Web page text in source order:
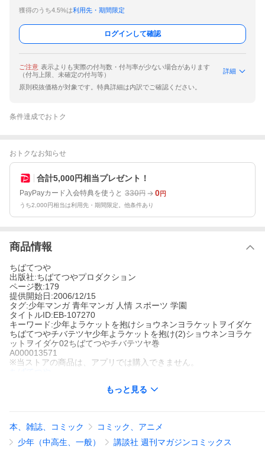
獲得のうち4.5%は利用先・期間限定
ログインして確認
ご注意 表示よりも実際の付与数・付与率が少ない場合があります
（付与上限、未確定の付与等）
詳細
原則税抜価格が対象です。特典詳細は内訳でご確認ください。
条件達成でおトク
おトクなお知らせ
合計5,000円相当プレゼント！
PayPayカード入会特典を使うと 330円 0円
うち2,000円相当は利用先・期間限定。他条件あり
商品情報
ちばてつや
出版社:ちばてつやプロダクション
ページ数:179
提供開始日:2006/12/15
タグ:少年マンガ 青年マンガ 人情 スポーツ 学園
タイトルID:EB-107270
キーワード:少年よラケットを抱けショウネンヨラケットヲイダケ
ちばてつやチバテツヤ少年よラケットを抱け(2)ショウネンヨラケ
ットヲイダケ02ちばてつやチバテツヤ巻
A000013571
※当ストアの商品は、アプリでは購入できません。
人情 スポーツ 学園
も左利きのマコトが右手で勝負したと聞き、愕然とする。自信喪
失した大志だが、雪辱を果たすため、秘密の特訓を開始した!
少年よラケットを抱けの作品をもっと見る
もっと見る
本、雑誌、コミック
コミック、アニメ
少年（中高生、一般）
講談社 週刊マガジンコミックス